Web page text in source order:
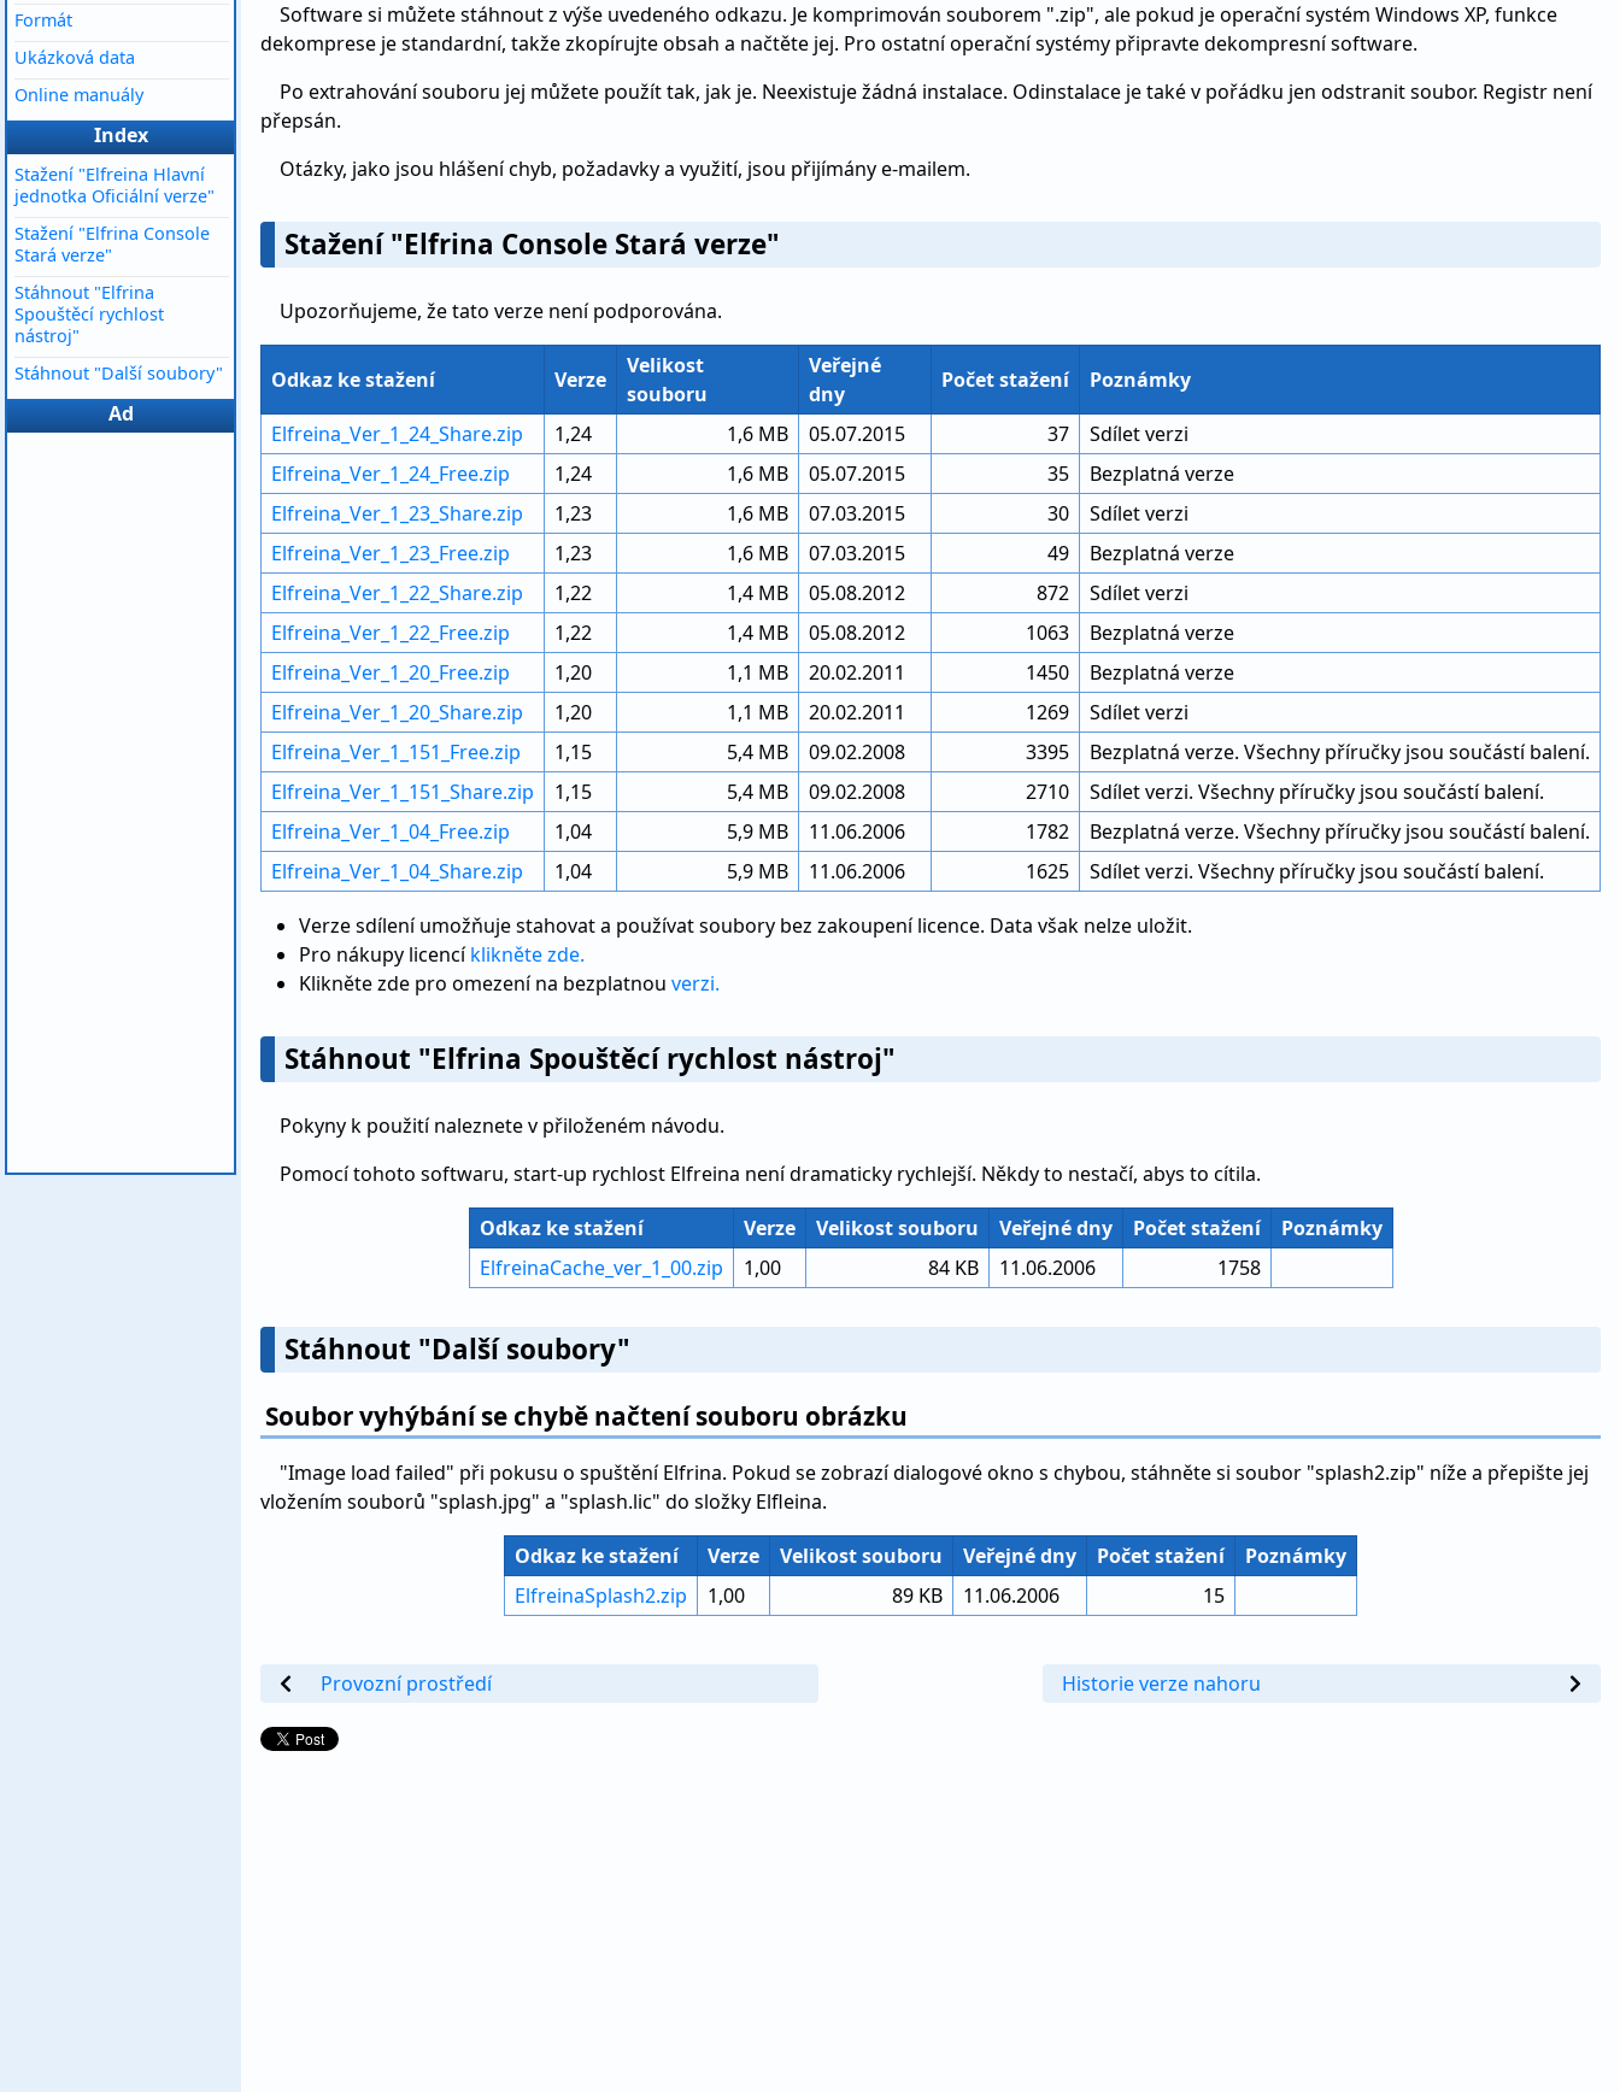
Software si můžete stáhnout z výše uvedeného odkazu. Je komprimován souborem ".zip", ale pokud je operační systém Windows XP, funkce
dekomprese je standardní, takže zkopírujte obsah a načtěte jej. Pro ostatní operační systémy připravte dekompresní software.
Po extrahování souboru jej můžete použít tak, jak je. Neexistuje žádná instalace. Odinstalace je také v pořádku jen odstranit soubor. Registr není
přepsán.
Otázky, jako jsou hlášení chyb, požadavky a využití, jsou přijímány e-mailem.
Stažení "Elfrina Console Stará verze"
Upozorňujeme, že tato verze není podporována.
Odkaz ke stažení Verze
Velikost
souboru
Veřejné
dny
Počet stažení Poznámky
Elfreina_Ver_1_24_Share.zip 1,24 1,6 MB 05.07.2015 37
Sdílet verzi
Elfreina_Ver_1_24_Free.zip
1,24 1,6 MB 05.07.2015 35
Bezplatná verze
Elfreina_Ver_1_23_Share.zip
1,23 1,6 MB 07.03.2015 30
Sdílet verzi
Elfreina_Ver_1_23_Free.zip
1,23 1,6 MB 07.03.2015 49
Bezplatná verze
Elfreina_Ver_1_22_Share.zip
1,22 1,4 MB 05.08.2012 872
Sdílet verzi
Elfreina_Ver_1_22_Free.zip
1,22 1,4 MB 05.08.2012 1063
Bezplatná verze
Elfreina_Ver_1_20_Free.zip
1,20 1,1 MB 20.02.2011 1450
Bezplatná verze
Elfreina_Ver_1_20_Share.zip
1,20 1,1 MB 20.02.2011 1269
Sdílet verzi
Elfreina_Ver_1_151_Free.zip
1,15 5,4 MB 09.02.2008 3395
Bezplatná verze. Všechny příručky jsou součástí balení.
Elfreina_Ver_1_151_Share.zip
1,15 5,4 MB 09.02.2008 2710
Sdílet verzi. Všechny příručky jsou součástí balení.
Elfreina_Ver_1_04_Free.zip
1,04 5,9 MB 11.06.2006 1782
Bezplatná verze. Všechny příručky jsou součástí balení.
Elfreina_Ver_1_04_Share.zip
1,04 5,9 MB 11.06.2006 1625 Sdílet verzi. Všechny příručky jsou součástí balení.
Verze sdílení umožňuje stahovat a používat soubory bez zakoupení licence. Data však nelze uložit.
Pro nákupy licencíklikněte zde.
Klikněte zde pro omezení na bezplatnou verzi.
Stáhnout "Elfrina Spouštěcí rychlost nástroj"
Pokyny k použití naleznete v přiloženém návodu.
Pomocí tohoto softwaru, start-up rychlost Elfreina není dramaticky rychlejší. Někdy to nestačí, abys to cítila.
Odkaz ke stažení Verze Velikost souboru Veřejné dny Počet stažení
Poznámky
ElfreinaCache_ver_1_00.zip
1,00 84 KB 11.06.2006 1758
Stáhnout "Další soubory"
Soubor vyhýbání se chybě načtení souboru obrázku
"Image load failed" při pokusu o spuštění Elfrina. Pokud se zobrazí dialogové okno s chybou, stáhněte si soubor "splash2.zip" níže a přepište jej
vložením souborů "splash.jpg" a "splash.lic" do složky Elfleina.
Odkaz ke stažení Verze Velikost souboru Veřejné dny Počet stažení
Poznámky
ElfreinaSplash2.zip
1,00 89 KB 11.06.2006 15
Provozní prostředí Historie verze nahoru
Formát
Ukázková data
Online manuály
Index
Stažení "Elfreina Hlavní
jednotka Oficiální verze"
Stažení "Elfrina Console
Stará verze"
Stáhnout "Elfrina
Spouštěcí rychlost
nástroj"
Stáhnout "Další soubory"
Ad